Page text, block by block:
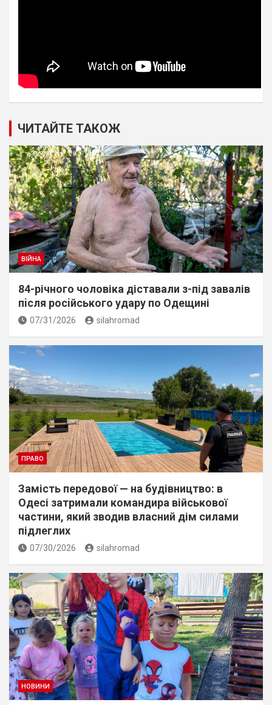
ЧИТАЙТЕ ТАКОЖ
ВІЙНА
84-річного чоловіка діставали з-під завалів
пiсля росiйського удару по Одещині
07/31/2026 silahromad
ПРАВО
Замість передової — на будівництво: в
Одесі затримали командира військової
частини, який зводив власний дім силами
підлеглих
07/30/2026 silahromad
НОВИНИ